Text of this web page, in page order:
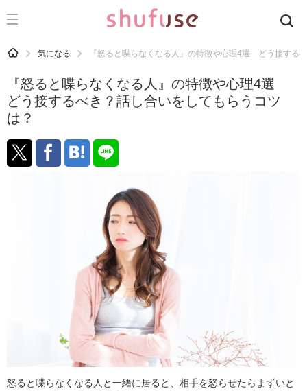
CATEGORY 記事カテゴリ
運気
洗濯
生活の知恵
HOME 気になる 『怒ると喋らなくなる人』の特徴や心理4選 どう接する
『怒ると喋らなくなる人』の特徴や心理4選
どう接するべき？話し合いをしてもらうコツ
は？
怒ると喋らなくなる人と一緒に居ると、相手を怒らせたらまずいと